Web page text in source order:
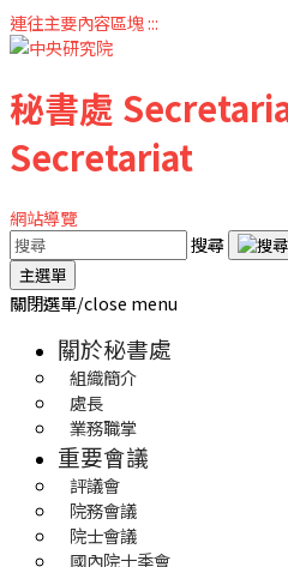
連往主要內容區塊:::
秘書處
Secretariat
網站導覽
搜尋
主選單
關閉選單/close menu
關於秘書處
組織簡介
處長
業務職掌
重要會議
評議會
院務會議
院士會議
國內院士季會